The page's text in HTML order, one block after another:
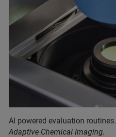
AI powered evaluation routines.
Adaptive Chemical Imaging.